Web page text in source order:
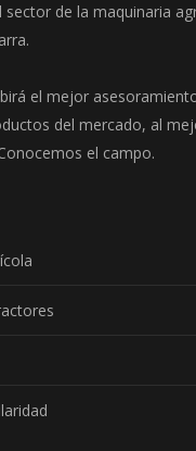
sector de la maquinaria
el mejor
del mercado, al
el campo.